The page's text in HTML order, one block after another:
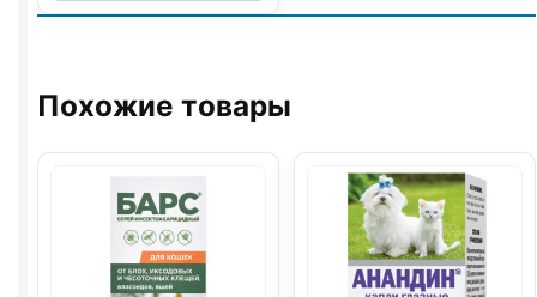
инсектоакарицидный
100
мл
Похожие товары